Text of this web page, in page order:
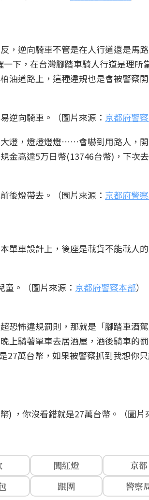
，逆向騎車不管是在人行道還是馬
一下，在台灣腳踏車騎人行道是理所
油道路上，這種違規也是會被警察開
逆向騎車。（圖片來源： 京都府警
燈，燈燈燈燈……會嚇到用路人，
金高達5万日幣(13746台幣)，下次
後燈帶去。（圖片來源： 京都府警
單車設計上，後座是載貨不能載人
。（圖片來源： 京都府警察本部）
恐怖違規罰則，那就是「腳踏車酒
上騎著單車去居酒屋，酒後騎車的
27萬台幣，如果被警察抓到我想你
，你沒看錯就是27萬台幣。（圖片
闖紅燈 京都
跟團 警察